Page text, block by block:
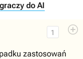
do AI
1
zastosowań